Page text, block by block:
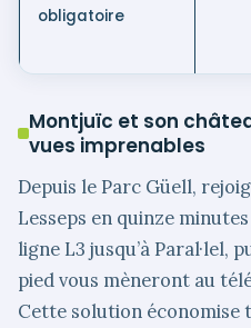
obligatoire
Montjuïc et son
vues imprenables
Depuis le Parc Güell,
Lesseps en quinze
ligne L3 jusqu’à Paral·lel,
pied vous mèneront au
Cette solution économise